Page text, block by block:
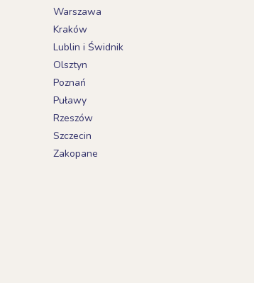
Warszawa
Kraków
Lublin i Świdnik
Olsztyn
Poznań
Puławy
Rzeszów
Szczecin
Zakopane